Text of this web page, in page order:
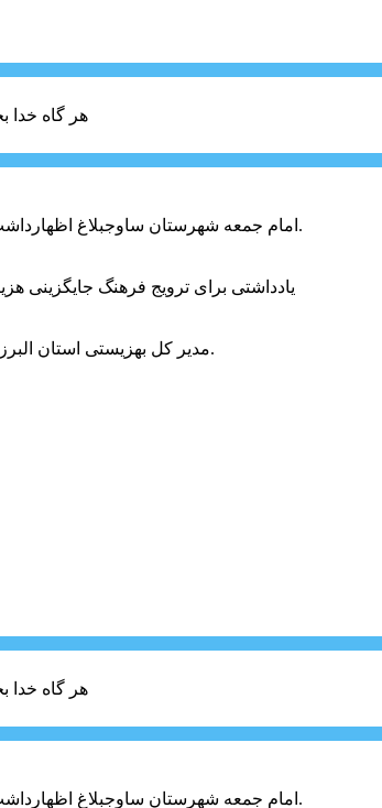
هر گاه خدا
امام جمعه شهرستان ساوجبلاغ اظهارداشت : اربعین امسال سراسر حماسه خونخواهی و مرگ بر آمریکا و اسرائیل بود.
یادداشتی برای ترویج فرهنگ جایگزینی
مدیر کل بهزیستی استان البرز از شناسایی ۲ هزار و ۴۰۰ کودک دارای اختلالات بینایی در این استان خبر داد.
هر گاه خدا
امام جمعه شهرستان ساوجبلاغ اظهارداشت : اربعین امسال سراسر حماسه خونخواهی و مرگ بر آمریکا و اسرائیل بود.